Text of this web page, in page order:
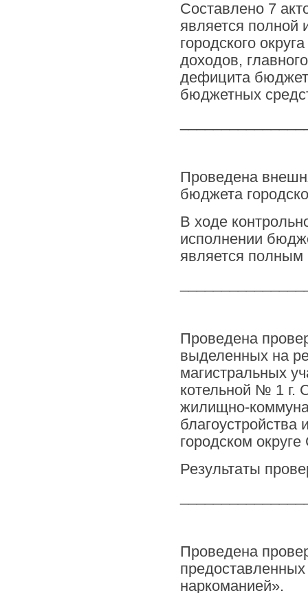
Составлено 7
является полной
городского
доходов,
дефицита
бюджетных
Проведена
бюджета
В ходе
исполнении
является
Проведена
выделенных на
магистральных
котельной № 1 г.
жилищно-
городском
Результаты
Проведена
наркоманией».